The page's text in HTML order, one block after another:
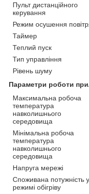
Пульт дистанційного
керування
Режим осушення
Таймер
Теплий пуск
Тип управління
Рівень шуму
Параметри роботи
Максимальна робоча
температура
навколишнього
середовища
Мінімальна робоча
температура
навколишнього
середовища
Напруга мережі
Споживана потужність у
режимі обігріву